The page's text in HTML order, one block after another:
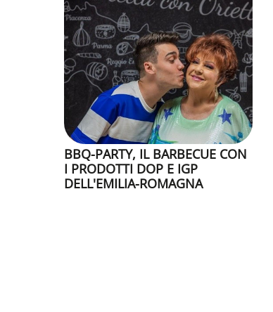
BBQ-PARTY, IL BARBECUE CON
I PRODOTTI DOP E IGP
DELL'EMILIA-ROMAGNA